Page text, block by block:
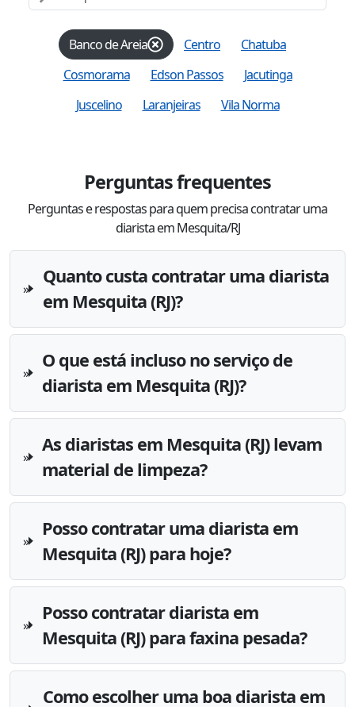
Banco de Areia Centro
Chatuba
Cosmorama
Edson Passos
Jacutinga
Juscelino
Laranjeiras Vila Norma
Perguntas frequentes
Perguntas e respostas para quem precisa contratar uma
diarista em Mesquita/RJ
Quanto custa contratar uma diarista
em Mesquita (RJ)?
O que está incluso no serviço de
diarista em Mesquita (RJ)?
As diaristas em Mesquita (RJ) levam
material de limpeza?
Posso contratar uma diarista em
Mesquita (RJ) para hoje?
Posso contratar diarista em
Mesquita (RJ) para faxina pesada?
Como escolher uma boa diarista em